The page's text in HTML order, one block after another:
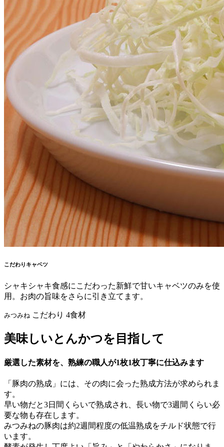
こだわりキャベツ
シャキシャキ食感にこだわった新鮮で甘いキャベツのみを使
用。お肉の旨味をさらに引き立てます。
みつみね こだわり 4食材
美味しいとんかつを目指して
厳選した素材を、 熟練の職人が1枚1枚丁寧に仕込みます
「豚肉の熟成」には、その肉に会った熟成方法が求められま
す。
早い物だと3日間くらいで熟成され、長い物で3週間くらい必
要な物も存在します。
みつみねの豚肉は約2週間程度の低温熟成をチルド状態で行
います。